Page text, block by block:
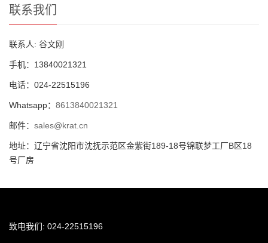
联系我们
联系人: 谷文刚
手机：13840021321
电话：024-22515196
Whatsapp： 8613840021321
邮件： sales@krat.cn
地址：辽宁省沈阳市沈抚示范区金紫街189-18号锦联梦工厂B区18
号厂房
致电我们: 024-22515196